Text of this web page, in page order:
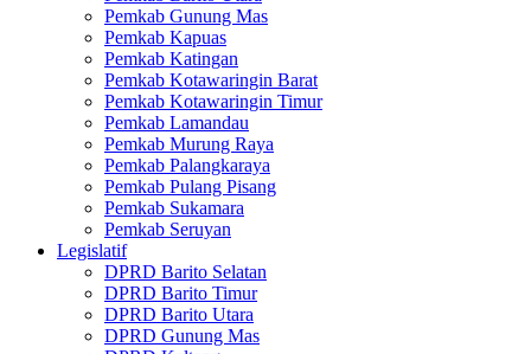
Pemkab Gunung Mas
Pemkab Kapuas
Pemkab Katingan
Pemkab Kotawaringin Barat
Pemkab Kotawaringin Timur
Pemkab Lamandau
Pemkab Murung Raya
Pemkab Palangkaraya
Pemkab Pulang Pisang
Pemkab Sukamara
Pemkab Seruyan
Legislatif
DPRD Barito Selatan
DPRD Barito Timur
DPRD Barito Utara
DPRD Gunung Mas